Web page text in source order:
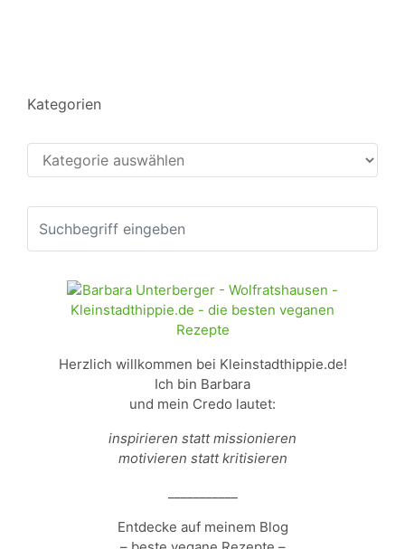
Kategorien
Kategorien
Herzlich willkommen bei Kleinstadthippie.de!
Ich bin Barbara
und mein Credo lautet:
inspirieren statt missionieren
motivieren statt kritisieren
Entdecke auf meinem Blog